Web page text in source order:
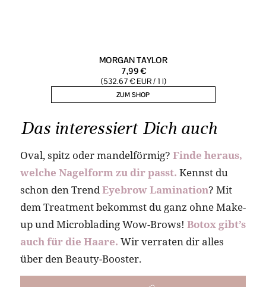
Das interessiert Dich auch
Oval, spitz oder mandelförmig? Finde heraus,
welche Nagelform zu dir passt. Kennst du
schon den TrendEyebrow Lamination? Mit
dem Treatment bekommst du ganz ohne Make-
up und Microblading Wow-Brows! Botox gibt’s
auch für die Haare. Wir verraten dir alles
über den Beauty-Booster.